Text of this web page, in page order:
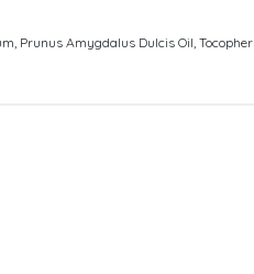
Prunus Amygdalus Dulcis Oil,